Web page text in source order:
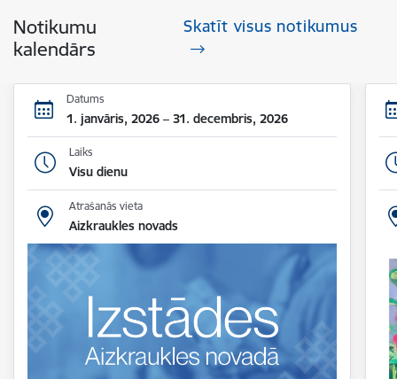
Notikumu
kalendārs
Skatīt visus notikumus
Datums
1. janvāris, 2026 – 31. decembris, 2026
Laiks
Visu dienu
Atrašanās vieta
Aizkraukles novads